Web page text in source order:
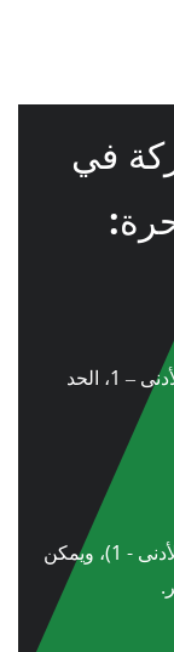
في
يمكن أن يكون المدير فردًا فقط (الحد الأدنى – 1، الحد
يمكن أن يكون السكرتير فردًا فقط (الحد الأدنى - 1)، ويمكن